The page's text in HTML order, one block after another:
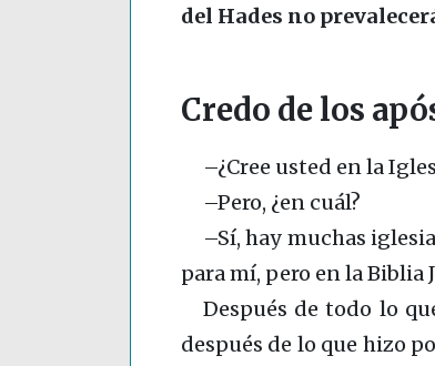
del Hades no
Credo de los
–¿Cree usted en la
–Pero, ¿en cuál?
–Sí, hay muchas
para mí, pero en la Biblia
Después de todo lo
después de lo que hizo